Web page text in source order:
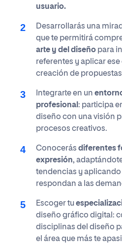
usuario.
Desarrollarás una
que te permitirá
arte y del diseñopara
referentes y aplicar
creación de
Integrarte en un
profesional: participa
diseño con una visión
procesos creativos.
Conocerás diferentes
expresión,
tendencias y
respondan a las
Escoger tu
diseño gráfico digital:
disciplinas del diseño
el área que más te